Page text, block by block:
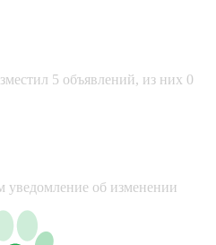
5 объявлений, из них 0
об изменении